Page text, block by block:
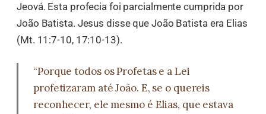
Jeová. Esta profecia foi parcialmente cumprida por
João Batista. Jesus disse que João Batista era Elias
(Mt. 11:7-10, 17:10-13).
“Porque todos os Profetas e a Lei
profetizaram até João. E, se o quereis
reconhecer, ele mesmo é Elias, que estava